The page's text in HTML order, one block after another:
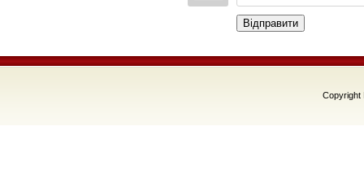
Відправити
Copyright